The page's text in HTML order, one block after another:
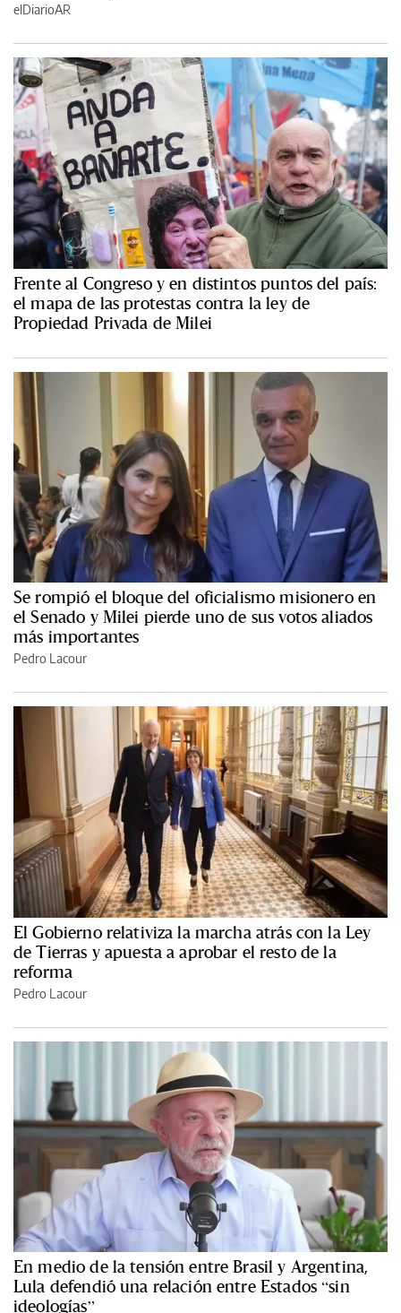
elDiarioAR
Frente al Congreso y en distintos puntos del país:
el mapa de las protestas contra la ley de
Propiedad Privada de Milei
Se rompió el bloque del oficialismo misionero en
el Senado y Milei pierde uno de sus votos aliados
más importantes
Pedro Lacour
El Gobierno relativiza la marcha atrás con la Ley
de Tierras y apuesta a aprobar el resto de la
reforma
Pedro Lacour
En medio de la tensión entre Brasil y Argentina,
Lula defendió una relación entre Estados “sin
ideologías”